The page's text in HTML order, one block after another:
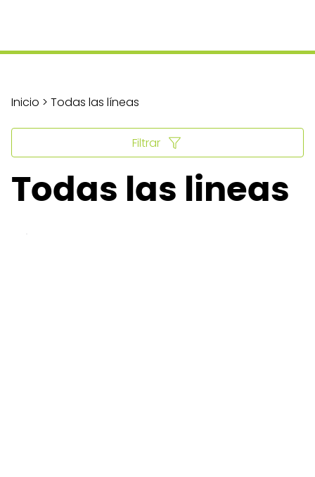
Todas las lineas
Inicio > Todas las líneas
Filtrar